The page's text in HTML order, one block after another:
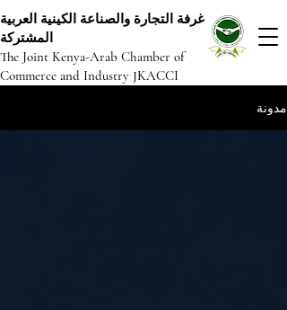
غرفة التجارة والصناعة الكينية العربية
المشتركة
The Joint Kenya-Arab Chamber of
Commerce and Industry JKACCI
مدونة